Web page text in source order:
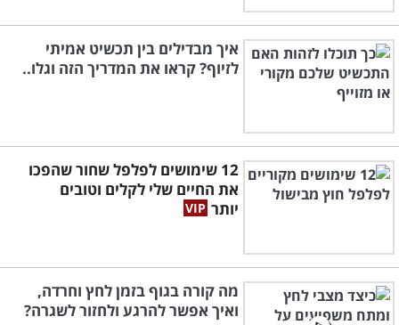
איך מבדילים בין תכשיט אמיתי
לזיוף? קראו את המדריך הזה וגלו..
12 שימושים לפלפל שחור שהפכו
את החיים שלי לקלים וטובים
יותר
מה קורה בגוף בזמן לחץ וחרדה,
ואיך אפשר להרגע ולחזור לשגרה?